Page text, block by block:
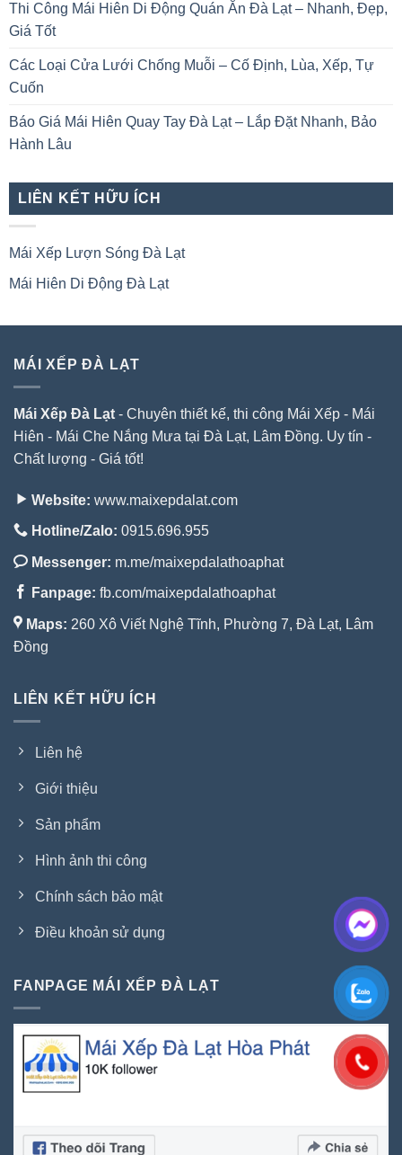
Thi Công Mái Hiên Di Động Quán Ăn Đà Lạt – Nhanh, Đẹp,
Giá Tốt
Các Loại Cửa Lưới Chống Muỗi – Cố Định, Lùa, Xếp, Tự
Cuốn
Báo Giá Mái Hiên Quay Tay Đà Lạt – Lắp Đặt Nhanh, Bảo
Hành Lâu
LIÊN KẾT HỮU ÍCH
Mái Xếp Lượn Sóng Đà Lạt
Mái Hiên Di Động Đà Lạt
MÁI XẾP ĐÀ LẠT
Mái Xếp Đà Lạt - Chuyên thiết kế, thi công Mái Xếp - Mái
Hiên - Mái Che Nắng Mưa tại Đà Lạt, Lâm Đồng. Uy tín -
Chất lượng - Giá tốt!
Website: www.maixepdalat.com
Hotline/Zalo: 0915.696.955
Messenger: m.me/maixepdalathoaphat
Fanpage: fb.com/maixepdalathoaphat
Maps: 260 Xô Viết Nghệ Tĩnh, Phường 7, Đà Lạt, Lâm
Đồng
LIÊN KẾT HỮU ÍCH
Liên hệ
Giới thiệu
Sản phẩm
Hình ảnh thi công
Chính sách bảo mật
Điều khoản sử dụng
FANPAGE MÁI XẾP ĐÀ LẠT